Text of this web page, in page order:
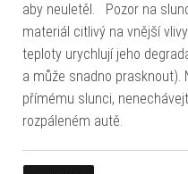
aby neuletěl. Pozor na
materiál citlivý na vnější
teploty urychlují jeho
a může snadno prasknout).
přímému slunci,
rozpáleném autě.